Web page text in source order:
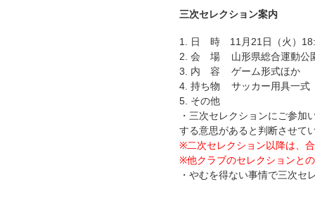
三次セレクション案内
1. 日 時 11月21日（火）
2. 会 場 山形県総合運動公
3. 内 容 ゲーム形式ほか
4. 持ち物 サッカー用具一式
5. その他
・三次セレクションにご参加
する意思があると判断させて
※二次セレクション以降は、
※他クラブのセレクションと
・やむを得ない事情で三次セ